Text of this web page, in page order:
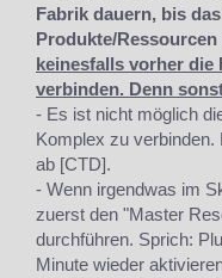
Fabrik dauern, bis
Produkte/
keinesfalls vorher die
verbinden. Denn
- Es ist nicht möglich
Komplex zu
ab [CTD].
- Wenn irgendwas im
zuerst den "Master
durchführen. Sprich:
Minute wieder